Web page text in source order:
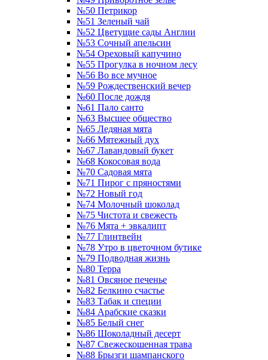
№50 Петрикор
№51 Зеленый чай
№52 Цветущие сады Англии
№53 Сочный апельсин
№54 Ореховый капучино
№55 Прогулка в ночном лесу
№56 Во все мучное
№59 Рождественский вечер
№60 После дождя
№61 Пало санто
№63 Высшее общество
№65 Ледяная мята
№66 Мятежный дух
№67 Лавандовый букет
№68 Кокосовая вода
№70 Садовая мята
№71 Пирог с пряностями
№72 Новый год
№74 Молочный шоколад
№75 Чистота и свежесть
№76 Мята + эвкалипт
№77 Глинтвейн
№78 Утро в цветочном бутике
№79 Подводная жизнь
№80 Терра
№81 Овсяное печенье
№82 Белкино счастье
№83 Табак и специи
№84 Арабские сказки
№85 Белый снег
№86 Шоколадный десерт
№87 Свежескошенная трава
№88 Брызги шампанского